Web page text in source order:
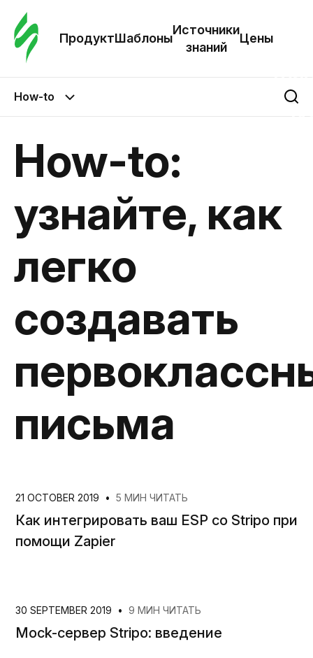
ПродуктШаблоны
Источники
знаний
Цены
How-to
How-to:
узнайте, как
легко
создавать
письма
21 OCTOBER 2019 • 5 МИН ЧИТАТЬ
Как интегрировать ваш ESP со Stripo при
помощи Zapier
30 SEPTEMBER 2019 • 9 МИН ЧИТАТЬ
Mock-сервер Stripo: введение